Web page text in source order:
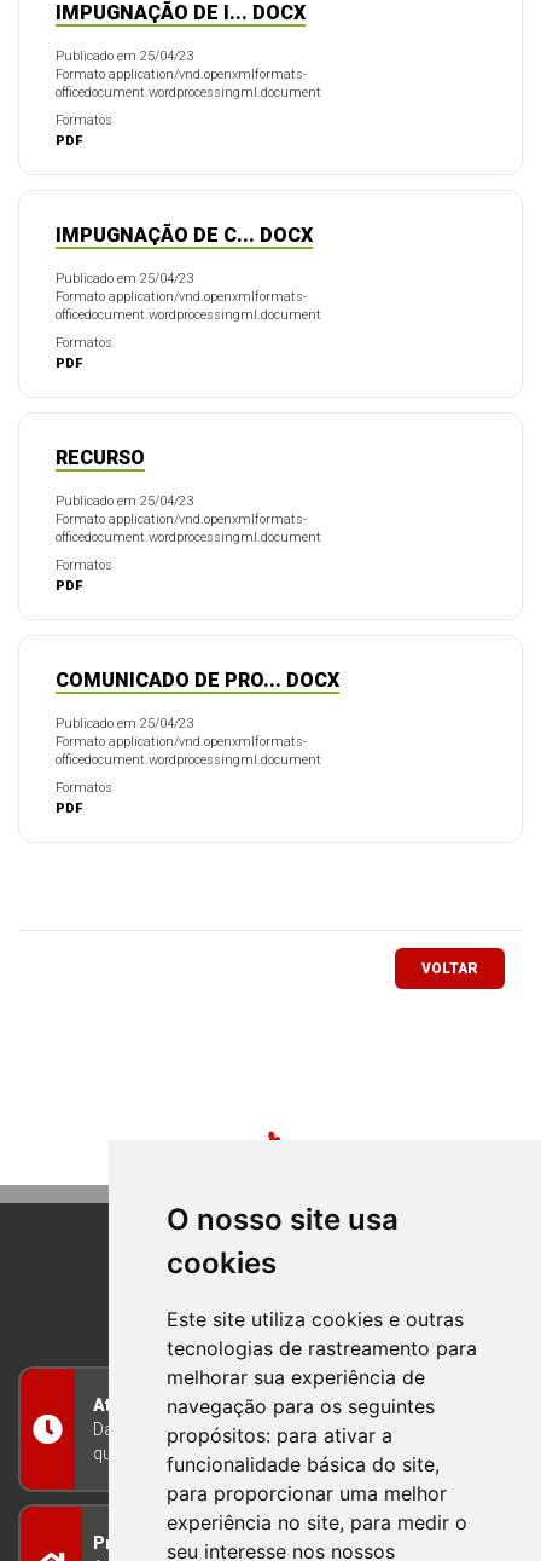
O nosso site usa
cookies
Este site utiliza cookies e outras
tecnologias de rastreamento para
melhorar sua experiência de
navegação para os seguintes
propósitos: para ativar a
funcionalidade básica do site,
para proporcionar uma melhor
experiência no site, para medir o
seu interesse nos nossos
IMPUGNAÇÃO DE I... DOCX
Publicado em 25/04/23
Formato application/vnd.openxmlformats-
officedocument.wordprocessingml.document
Formatos
PDF
IMPUGNAÇÃO DE C... DOCX
Publicado em 25/04/23
Formato application/vnd.openxmlformats-
officedocument.wordprocessingml.document
Formatos
PDF
RECURSO
Publicado em 25/04/23
Formato application/vnd.openxmlformats-
officedocument.wordprocessingml.document
Formatos
PDF
COMUNICADO DE PRO... DOCX
Publicado em 25/04/23
Formato application/vnd.openxmlformats-
officedocument.wordprocessingml.document
Formatos
PDF
VOLTAR
BOM PRINCIPIO
RIO GRANDE DO SUL
Atendimento
Das 8h às 12h e das 13h às 17h30, de segunda a
quinta-feira, e nas sextas-feiras das 7h às 13h
Prefeitura Municipal